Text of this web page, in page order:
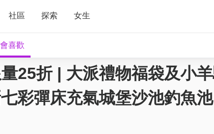
社區 探索 女生
喜歡
25折 | 大派禮物福袋及小
彩彈床充氣城堡沙池釣魚